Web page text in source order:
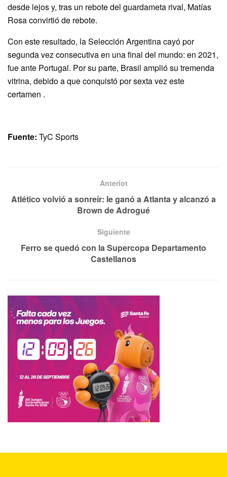
desde lejos y, tras un rebote del guardameta rival, Matías
Rosa convirtió de rebote.
Con este resultado, la Selección Argentina cayó por
segunda vez consecutiva en una final del mundo: en 2021,
fue ante Portugal. Por su parte, Brasil amplió su tremenda
vitrina, debido a que conquistó por sexta vez este
certamen .
Fuente: TyC Sports
Anteriot
Atlético volvió a sonreír: le ganó a Atlanta y alcanzó a
Brown de Adrogué
Siguiente
Ferro se quedó con la Supercopa Departamento
Castellanos